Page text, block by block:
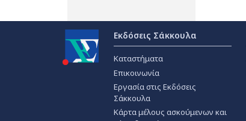
Εκδόσεις Σάκκουλα
Καταστήματα
Επικοινωνία
Εργασία στις Εκδόσεις
Σάκκουλα
Κάρτα μέλους ασκούμενων και